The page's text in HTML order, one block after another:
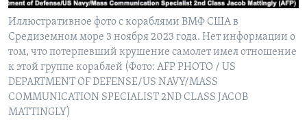
Иллюстративное фото с кораблями ВМФ США в
Средиземном море 3 ноября 2023 года. Нет информации о
том, что потерпевший крушение самолет имел отношение
к этой группе кораблей (Фото: AFP PHOTO / US
DEPARTMENT OF DEFENSE/US NAVY/MASS
COMMUNICATION SPECIALIST 2ND CLASS JACOB
MATTINGLY)